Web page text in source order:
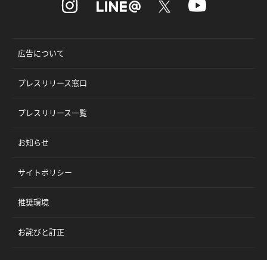
広告について
プレスリリース窓口
プレスリリース一覧
お知らせ
サイトポリシー
推奨環境
お詫びと訂正